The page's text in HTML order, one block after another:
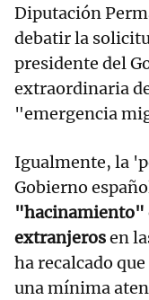
Diputación
debatir la
presidente del
extraordinaria
"emergencia
Igualmente, la
Gobierno
"hacinamiento"
extranjerosen
ha recalcado
una mínima